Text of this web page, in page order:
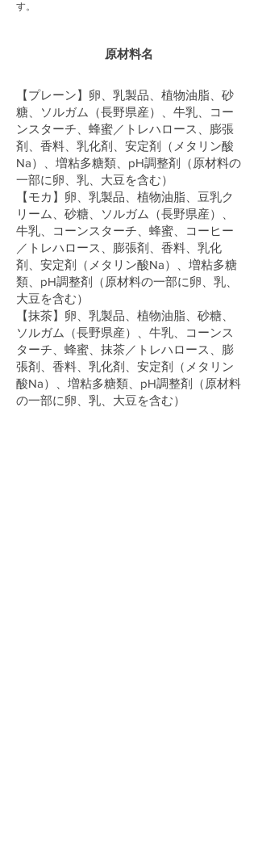
す。
原材料名
【プレーン】卵、乳製品、植物油脂、砂
糖、ソルガム（長野県産）、牛乳、コー
ンスターチ、蜂蜜／トレハロース、膨張
剤、香料、乳化剤、安定剤（メタリン酸
Na）、増粘多糖類、pH調整剤（原材料の
一部に卵、乳、大豆を含む）
【モカ】卵、乳製品、植物油脂、豆乳ク
リーム、砂糖、ソルガム（長野県産）、
牛乳、コーンスターチ、蜂蜜、コーヒー
／トレハロース、膨張剤、香料、乳化
剤、安定剤（メタリン酸Na）、増粘多糖
類、pH調整剤（原材料の一部に卵、乳、
大豆を含む）
【抹茶】卵、乳製品、植物油脂、砂糖、
ソルガム（長野県産）、牛乳、コーンス
ターチ、蜂蜜、抹茶／トレハロース、膨
張剤、香料、乳化剤、安定剤（メタリン
酸Na）、増粘多糖類、pH調整剤（原材料
の一部に卵、乳、大豆を含む）